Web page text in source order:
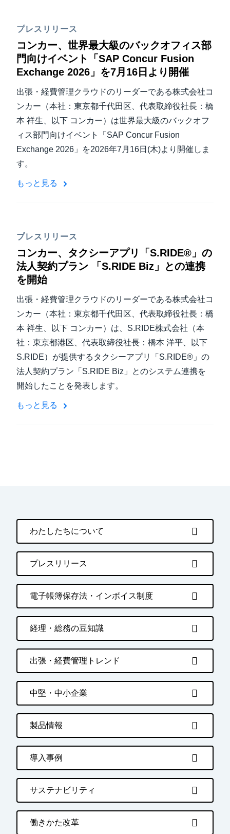
プレスリリース
コンカー、世界最大級のバックオフィス部
門向けイベント「SAP Concur Fusion
Exchange 2026」を7月16日より開催
出張・経費管理クラウドのリーダーである株式会社コ
ンカー（本社：東京都千代田区、代表取締役社長：橋
本 祥生、以下 コンカー）は世界最大級のバックオフ
ィス部門向けイベント「SAP Concur Fusion
Exchange 2026」を2026年7月16日(木)より開催しま
す。
もっと見る
プレスリリース
コンカー、タクシーアプリ「S.RIDE®」の
法人契約プラン 「S.RIDE Biz」との連携
を開始
出張・経費管理クラウドのリーダーである株式会社コ
ンカー（本社：東京都千代田区、代表取締役社長：橋
本 祥生、以下 コンカー）は、S.RIDE株式会社（本
社：東京都港区、代表取締役社長：橋本 洋平、以下
S.RIDE）が提供するタクシーアプリ「S.RIDE®」の
法人契約プラン「S.RIDE Biz」とのシステム連携を
開始したことを発表します。
もっと見る
わたしたちについて
プレスリリース
電子帳簿保存法・インボイス制度
経理・総務の豆知識
出張・経費管理トレンド
中堅・中小企業
製品情報
導入事例
サステナビリティ
働きかた改革